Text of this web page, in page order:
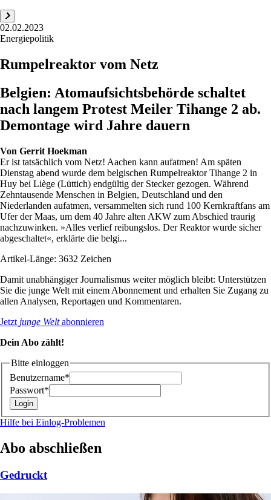
02.02.2023
Energiepolitik
Rumpelreaktor vom Netz
Belgien: Atomaufsichtsbehörde schaltet
nach langem Protest Meiler Tihange 2 ab.
Demontage wird Jahre dauern
Von Gerrit Hoekman
Er ist tatsächlich vom Netz! Aachen kann aufatmen! Am späten
Dienstag abend wurde dem belgischen Rumpelreaktor Tihange 2 in
Huy bei Liège (Lüttich) endgültig der Stecker gezogen. Während
Zehntausende Menschen in Belgien, Deutschland und den
Niederlanden aufatmen, versammelten sich rund 100 Kernkraftfans am
Ufer der Maas, um dem 40 Jahre alten AKW zum Abschied traurig
nachzuwinken. »Alles verlief reibungslos. Der Reaktor wurde sicher
abgeschaltet«, erklärte die belgi...
Artikel-Länge: 3632 Zeichen
Damit unabhängiger Journalismus weiter möglich bleibt: Unterstützen
Sie die junge Welt mit einem Abonnement und erhalten Sie Zugang zu
allen Analysen, Reportagen und Kommentaren.
Jetzt junge Weltabonnieren
Dein Abo zählt!
Bitte einloggen
Benutzername*
Passwort*
Hilfe bei Einlog-Problemen
Abo abschließen
Gedruckt